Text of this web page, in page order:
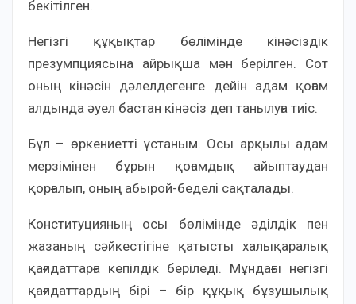
бекітілген.
Негізгі құқықтар бөлімінде кінәсіздік
презумпциясына айрықша мән берілген. Сот
оның кінәсін дәлелдегенге дейін адам қоғам
алдында әуел бастан кінәсіз деп танылуға тиіс.
Бұл – өркениетті ұстаным. Осы арқылы адам
мерзімінен бұрын қоғамдық айыптаудан
қорғалып, оның абырой-беделі сақталады.
Конституцияның осы бөлімінде әділдік пен
жазаның сәйкестігіне қатысты халықаралық
қағидаттарға кепілдік беріледі. Мұндағы негізгі
қағидаттардың бірі – бір құқық бұзушылық